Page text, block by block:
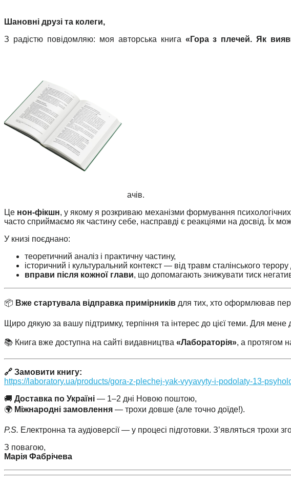
Шановні друзі та колеги,
З радістю повідомляю: моя авторська книга «Гора з плечей. Як
ачів.
Це нон-фікшн, у якому я розкриваю механізми формування
часто сприймаємо як частину себе, насправді є реакціями на досвід. Їх
У книзі поєднано:
теоретичний аналіз і практичну частину,
історичний і культуральний контекст — від травм сталінського
вправи після кожної глави, що допомагають знижувати тиск
📦 Вже стартувала відправка примірників для тих, хто оформлював
Щиро дякую за вашу підтримку, терпіння та інтерес до цієї теми. Для
📚 Книга вже доступна на сайті видавництва «Лабораторія», а протягом
🔗 Замовити книгу:
https://laboratory.ua/products/gora-z-plechej-yak-vyyavyty-i-podolaty-13-
🚚 Доставка по Україні — 1–2 дні Новою поштою,
🌍 Міжнародні замовлення — трохи довше (але точно доїде!).
P.S. Електронна та аудіоверсії — у процесі підготовки. З’являться трохи
З повагою,
Марія Фабрічева